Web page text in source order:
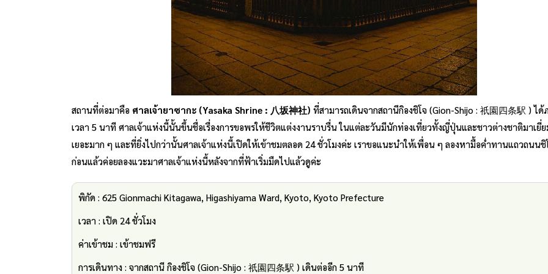
สถานที่ต่อมาคือ ศาลเจ้ายาซากะ (Yasaka Shrine : 八坂神社) ที่สามารถเดินจากสถานีกิองชิโจ (Gion-Shijo : 祇園四条駅 ) ได้
เวลา 5 นาที ศาลเจ้าแห่งนี้นั้นขึ้นชื่อเรื่องการขอพรให้ชีวิตแต่งงานราบรื่น ในแต่ละวันมีนักท่องเที่ยวทั้งญี่ปุ่นและชาวต่างชาติมาเยี่
เยอะมาก ๆ และที่ยิ่งไปกว่านั้นศาลเจ้าแห่งนี้เปิดให้เข้าชมตลอด 24 ชั่วโมงค่ะ เราขอแนะนำให้เพื่อน ๆ ลองหามื้อค่ำทานแถวถนนชิ
ก่อนแล้วค่อยลองแวะมาศาลเจ้าแห่งนี้หลังจากที่ฟ้าเริ่มมืดไปแล้วดูค่ะ
พิกัด : 625 Gionmachi Kitagawa, Higashiyama Ward, Kyoto, Kyoto Prefecture
เวลา : เปิด 24 ชั่วโมง
ค่าเข้าชม : เข้าชมฟรี
การเดินทาง : จากสถานี กิองชิโจ (Gion-Shijo : 祇園四条駅 ) เดินต่ออีก 5 นาที